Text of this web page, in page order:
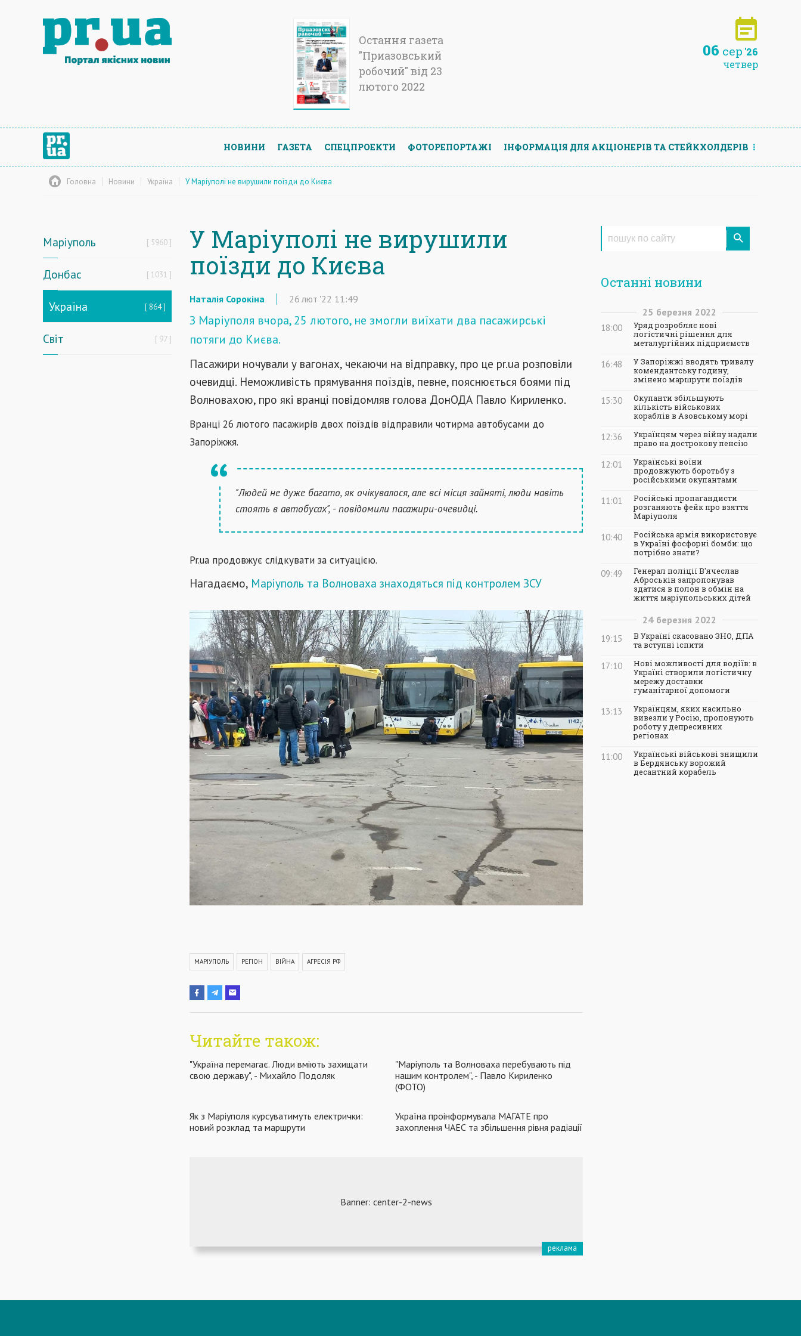
Остання газета
"Приазовський
робочий" від 23
лютого 2022
06 сер '26
четвер
НОВИНИ ГАЗЕТА СПЕЦПРОЕКТИ ФОТОРЕПОРТАЖІ ІНФОРМАЦIЯ ДЛЯ АКЦIОНЕРIВ ТА СТЕЙКХОЛДЕРIВ
Головна Новини Україна У Маріуполі не вирушили поїзди до Києва
Маріуполь 5960
Донбас 1031
Україна 864
Світ 97
У Маріуполі не вирушили
поїзди до Києва
Наталія Сорокіна 26 лют '22 11:49
З Маріуполя вчора, 25 лютого, не змогли виїхати два пасажирські
потяги до Києва.
Пасажири ночували у вагонах, чекаючи на відправку, про це pr.ua розповіли
очевидці. Неможливість прямування поїздів, певне, пояснюється боями під
Волновахою, про які вранці повідомляв голова ДонОДА Павло Кириленко.
Вранці 26 лютого пасажирів двох поїздів відправили чотирма автобусами до
Запоріжжя.
"Людей не дуже багато, як очікувалося, але всі місця зайняті, люди навіть
стоять в автобусах", - повідомили пасажири-очевидці.
Pr.ua продовжує слідкувати за ситуацією.
Нагадаємо, Маріуполь та Волноваха знаходяться під контролем ЗСУ
МАРІУПОЛЬ РЕГІОН ВІЙНА АГРЕСІЯ РФ
Читайте також:
"Україна перемагає. Люди вміють захищати
свою державу", - Михайло Подоляк
"Маріуполь та Волноваха перебувають під
нашим контролем", - Павло Кириленко
(ФОТО)
Як з Маріуполя курсуватимуть електрички:
новий розклад та маршрути
Україна проінформувала МАГАТЕ про
захоплення ЧАЕС та збільшення рівня радіації
Останні новини
25 березня 2022
18:00
Уряд розробляє нові
логістичні рішення для
металургійних підприємств
16:48
У Запоріжжі вводять тривалу
комендантську годину,
змінено маршрути поїздів
15:30
Окупанти збільшують
кількість військових
кораблів в Азовському морі
12:36
Українцям через війну надали
право на дострокову пенсію
12:01
Українські воїни
продовжують боротьбу з
російськими окупантами
11:01
Російські пропагандисти
розганяють фейк про взяття
Маріуполя
10:40
Російська армія використовує
в Україні фосфорні бомби: що
потрібно знати?
09:49
Генерал поліції В'ячеслав
Аброськін запропонував
здатися в полон в обмін на
життя маріупольських дітей
24 березня 2022
19:15
В Україні скасовано ЗНО, ДПА
та вступні іспити
17:10
Нові можливості для водіїв: в
Україні створили логістичну
мережу доставки
гуманітарної допомоги
13:13
Українцям, яких насильно
вивезли у Росію, пропонують
роботу у депресивних
регіонах
11:00
Українські військові знищили
в Бердянську ворожий
десантний корабель